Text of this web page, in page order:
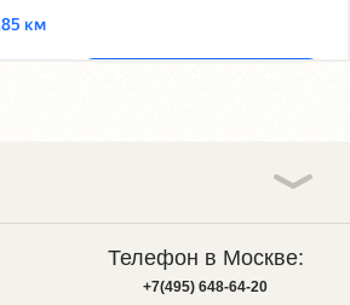
Телефон в Москве:
+7(495) 648-64-20